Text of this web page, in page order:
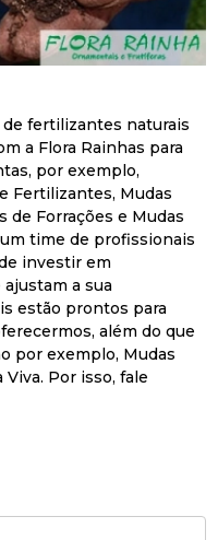
fertilizantes naturais
a Flora Rainhas para
por exemplo,
Fertilizantes, Mudas
de Forrações e Mudas
time de profissionais
investir em
a sua
estão prontos para
além do que
por exemplo, Mudas
Por isso, fale